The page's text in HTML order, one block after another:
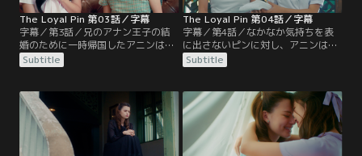
The Loyal Pin 第03話／字幕
字幕／第3話／兄のアナン王子の結
婚のために一時帰国したアニンは、
ピンと再会する。外国で離れて暮ら
すことで自分の気持ちを自覚したア
熱い思いを寄せていることを伝え
る。アニンはピンの気持ちを確かめ
ようと毎日料理を作ってくれるよう
に依頼するが、ピンの態度はぎこち
なく、アニンを避けようとする。
Subtitle
The Loyal Pin 第04話／字幕
字幕／第4話／なかなか気持ちを表
に出さないピンに対し、アニンは嫉
妬をさせようと画策する。一方で、
何度もピンを訪ねてくる兄の友人の
子たちを巻き込んでテニスでの対戦
を持ちかける。美しい従姉ウアンフ
ァーやアニンのイギリスでの友人プ
ラノットの登場で、実はピンの心中
も穏やかではなかった。
Subtitle